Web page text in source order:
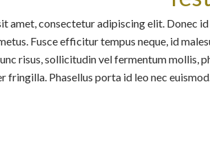
amet, consectetur adipiscing elit. Donec
Fusce efficitur tempus neque, id
risus, sollicitudin vel fermentum mollis,
fringilla. Phasellus porta id leo nec